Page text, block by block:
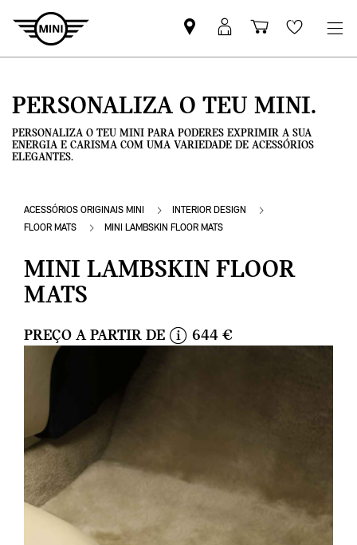
Pesquisar
parceiro
Iniciar
sessão
Carrinho
de
Wishlist
PERSONALIZA O TEU MINI.
PERSONALIZA O TEU MINI PARA PODERES EXPRIMIR A SUA
ENERGIA E CARISMA COM UMA VARIEDADE DE ACESSÓRIOS
ELEGANTES.
ACESSÓRIOS ORIGINAIS MINI
INTERIOR DESIGN
FLOOR MATS
MINI LAMBSKIN FLOOR MATS
MINI LAMBSKIN FLOOR
MATS
PREÇO A PARTIR DE 644 €